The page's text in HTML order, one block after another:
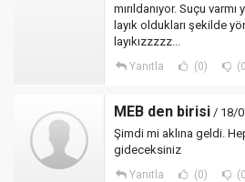
mırıldanıyor. Suçu
layık oldukları şekilde
layıkızzzzz...
Yanıtla (0)
MEB den birisi / 18/
Şimdi mi aklına geldi.
gideceksiniz
Yanıtla (0)